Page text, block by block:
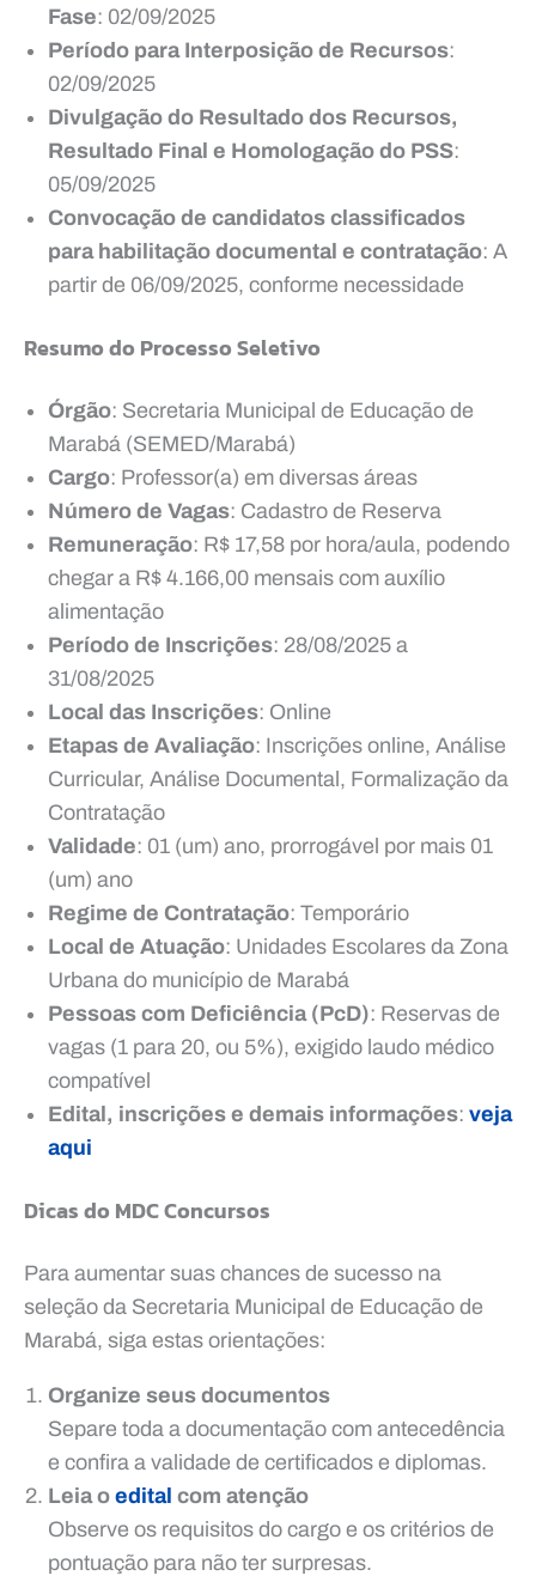
Fase: 02/09/2025
Período para Interposição de Recursos:
02/09/2025
Divulgação do Resultado dos Recursos,
Resultado Final e Homologação do PSS:
05/09/2025
Convocação de candidatos classificados
para habilitação documental e contratação: A
partir de 06/09/2025, conforme necessidade
Resumo do Processo Seletivo
Órgão: Secretaria Municipal de Educação de
Marabá (SEMED/Marabá)
Cargo: Professor(a) em diversas áreas
Número de Vagas: Cadastro de Reserva
Remuneração: R$ 17,58 por hora/aula, podendo
chegar a R$ 4.166,00 mensais com auxílio
alimentação
Período de Inscrições: 28/08/2025 a
31/08/2025
Local das Inscrições: Online
Etapas de Avaliação: Inscrições online, Análise
Curricular, Análise Documental, Formalização da
Contratação
Validade: 01 (um) ano, prorrogável por mais 01
(um) ano
Regime de Contratação: Temporário
Local de Atuação: Unidades Escolares da Zona
Urbana do município de Marabá
Pessoas com Deficiência (PcD): Reservas de
vagas (1 para 20, ou 5%), exigido laudo médico
compatível
Edital, inscrições e demais informações: veja
aqui
Dicas do MDC Concursos
Para aumentar suas chances de sucesso na
seleção da Secretaria Municipal de Educação de
Marabá, siga estas orientações:
Organize seus documentos
Separe toda a documentação com antecedência
e confira a validade de certificados e diplomas.
Leia o edital com atenção
Observe os requisitos do cargo e os critérios de
pontuação para não ter surpresas.